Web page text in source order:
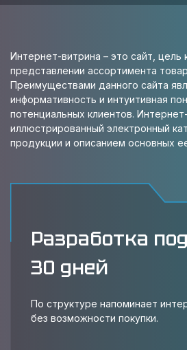
Интернет-витрина – это сайт, цель
представлении ассортимента
Преимуществами данного сайта
информативность и интуитивная
потенциальных клиентов.
иллюстрированный электронный
продукции и описанием основных
Разработка
30 дней
По структуре напоминает
без возможности покупки.